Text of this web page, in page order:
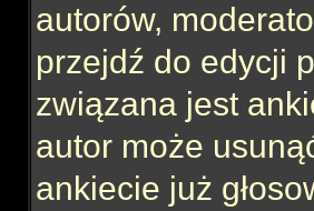
autorów,
przejdź do edycji
związana jest
autor może
ankiecie już